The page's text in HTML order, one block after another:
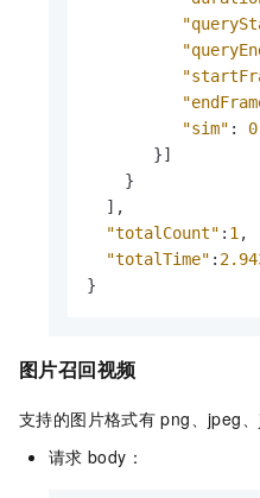
"sim" :
}]
}
] ,
"totalCount" : 1 ,
"totalTime" :
}
图片召回视频
支持的图片格式有 png、jpeg、
请求 body：